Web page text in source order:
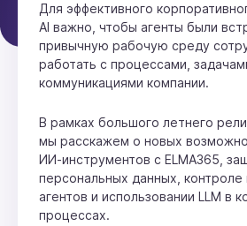
Для эффективного
AI важно, чтобы агенты были
привычную рабочую среду
работать с процессами,
коммуникациями компании.
В рамках большого летнего
мы расскажем о новых
ИИ-инструментов с ELMA365,
персональных данных,
агентов и использовании LLM в
процессах.